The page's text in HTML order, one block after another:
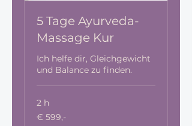
5 Tage Ayurveda-
Massage Kur
Ich helfe dir, Gleichgewicht
und Balance zu finden.
2 h
€
599,-
€ 599,-